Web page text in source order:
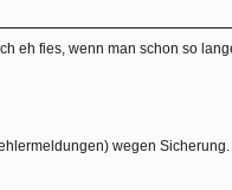
eh fies, wenn man schon so
wegen